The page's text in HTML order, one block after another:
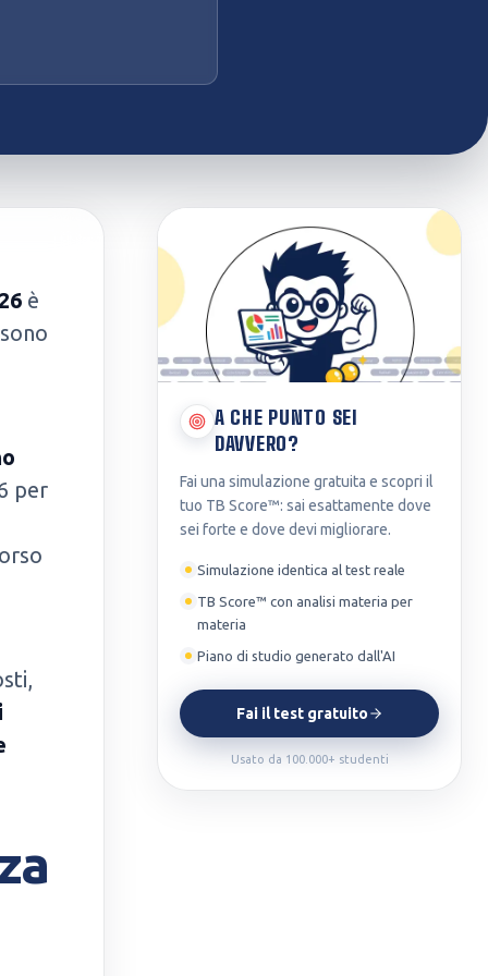
è
per
A CHE PUNTO SEI
DAVVERO?
Fai una simulazione gratuita e scopri il
tuo TB Score™: sai esattamente dove
sei forte e dove devi migliorare.
Simulazione identica al test reale
TB Score™ con analisi materia per
materia
Piano di studio generato dall'AI
Fai il test gratuito
Usato da 100.000+ studenti